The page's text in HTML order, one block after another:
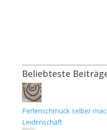
Beliebteste
Perlenschmuck selber
Leidenschaft